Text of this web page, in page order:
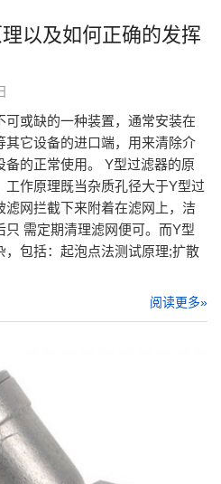
以及如何正确的发挥
或缺的一种装置，通常安装在
其它设备的进口端，用来清除介
备的正常使用。 Y型过滤器的原
作原理既当杂质孔径大于Y型过
网拦截下来附着在滤网上，洁
需定期清理滤网便可。而Y型
包括：起泡点法测试原理;扩散
阅读更多»